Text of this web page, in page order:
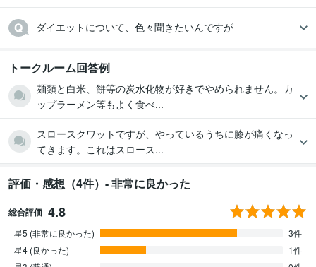
ダイエットについて、色々聞きたいんですが
トークルーム回答例
麺類と白米、餅等の炭水化物が好きでやめられません。カ
ップラーメン等もよく食べ...
スロースクワットですが、やっているうちに膝が痛くなっ
てきます。これはスロース...
評価・感想（4件）- 非常に良かった
総合評価 4.8
星5 (非常に良かった)
3件
星4 (良かった)
1件